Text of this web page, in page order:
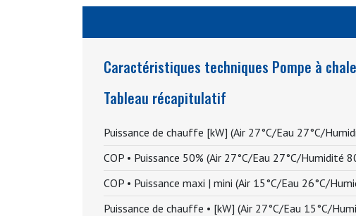
Caractéristiques techniques Pompe à
Tableau récapitulatif
Puissance de chauffe [kW] (Air 27°C/Eau 27°C/
COP • Puissance 50% (Air 27°C/Eau 27°C/Humidité
COP • Puissance maxi | mini (Air 15°C/Eau 26°C/
Puissance de chauffe • [kW] (Air 27°C/Eau 15°C/